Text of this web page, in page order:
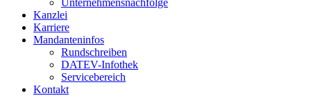
Unternehmensnachfolge
Kanzlei
Karriere
Mandanteninfos
Rundschreiben
DATEV-Infothek
Servicebereich
Kontakt